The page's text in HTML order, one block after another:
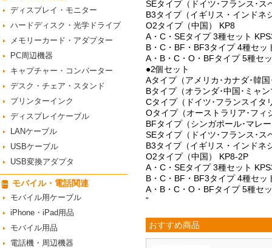
ディスプレイ・モニター
ハードディスク・光学ドライブ
メモリーカード・アダプター
PC周辺機器
キャプチャー・コンバーター
デスク・チェア・スタンド
プリンターインク
ディスプレイケーブル
LANケーブル
USBケーブル
USB変換アダプタ
モバイル・電話関連
モバイル用ケーブル
iPhone・iPad用品
モバイル用品
電話機・周辺機器
SEタイプ（ドイツ･フランス･ス
B3タイプ（イギリス・インドネ
O2タイプ（中国） KP8
A・C・SEタイプ 3種セット
B・C・BF・BF3タイプ 4種セッ
A・B・C・O・BFタイプ 5種セ
●2個セット
Aタイプ（アメリカ･カナダ･韓
Bタイプ（オランダ･中国･ミャ
Cタイプ（ドイツ･フランスイタ
Oタイプ（オーストラリア･フィ
BFタイプ（シンガポール･マレ
SEタイプ（ドイツ･フランス･ス
B3タイプ（イギリス・インドネ
O2タイプ（中国） KP8-2P
A・C・SEタイプ 3種セット
B・C・BF・BF3タイプ 4種セッ
A・B・C・O・BFタイプ 5種セ
“
おすすめ商品